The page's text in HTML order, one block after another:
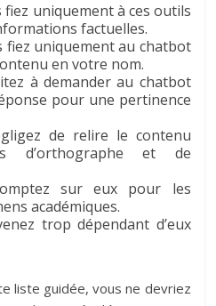
fiez uniquement à ces outils
factuelles.
fiez uniquement au chatbot
en votre nom.
à demander au chatbot
pour une pertinence
de relire le contenu
d’orthographe et de
sur eux pour les
académiques.
trop dépendant d’eux
liste guidée, vous ne devriez